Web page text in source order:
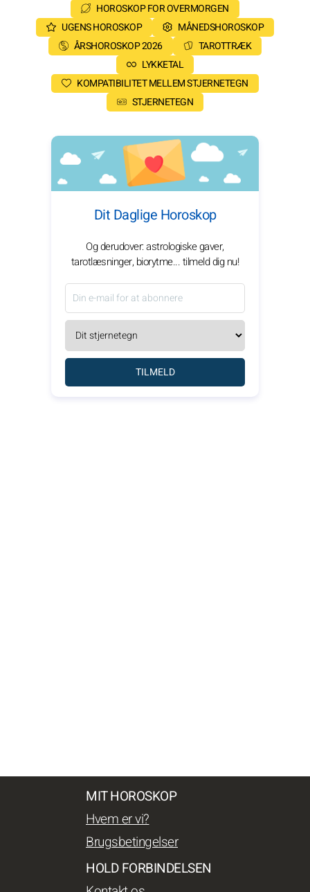
HOROSKOP FOR OVERMORGEN
UGENS HOROSKOP
MÅNEDSHOROSKOP
ÅRSHOROSKOP 2026
TAROTTRÆK
LYKKETAL
KOMPATIBILITET MELLEM STJERNETEGN
STJERNETEGN
Dit Daglige Horoskop
Og derudover: astrologiske gaver,
tarotlæsninger, biorytme... tilmeld dig nu!
TILMELD
MIT HOROSKOP
Hvem er vi?
Brugsbetingelser
HOLD FORBINDELSEN